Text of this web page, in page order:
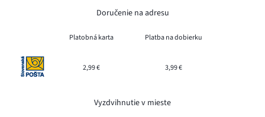
Doručenie na adresu
Platobná karta Platba na dobierku
2,99 € 3,99 €
Vyzdvihnutie v mieste